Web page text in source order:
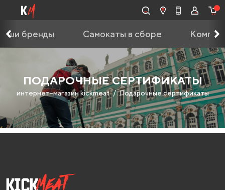
бренды Самокаты в сборе
ПОДАРОЧНЫЕ СЕРТИФИКАТЫ
интернет-магазин kickmeat Подарочные сертификаты